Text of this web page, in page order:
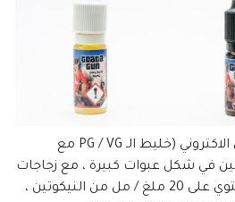
يتمثل المبدأ في بيع السائل الاكتروني (خليط الـ PG / VG مع
في شكل عبوات كبيرة ، مع زجاجات
10 مل من نفس السائل تحتوي على 20 ملغ / مل من النيكوتين ،